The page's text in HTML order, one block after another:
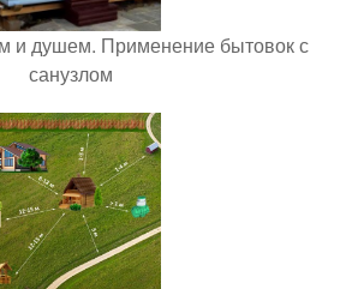
и душем. Применение бытовок с
санузлом